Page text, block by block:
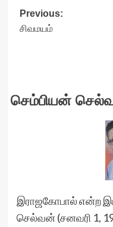
Post
navigation
Previous:
சிவமயம்
செம்பியன்
இராஜகோபால் என்ற
செல்வன் (சனவரி 1,